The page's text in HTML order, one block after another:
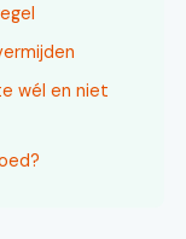
wél en niet